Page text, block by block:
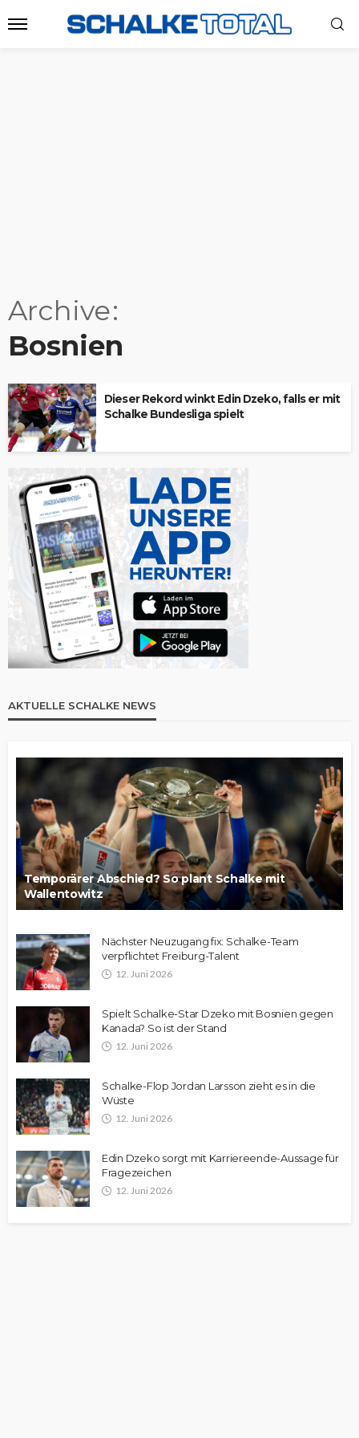
Archive
Bosnien
Dieser Rekord winkt Edin Dzeko, falls er mit
Schalke Bundesliga spielt
AKTUELLE SCHALKE NEWS
Temporärer Abschied? So plant Schalke mit
Wallentowitz
Nächster Neuzugang fix: Schalke-Team
verpflichtet Freiburg-Talent
12. Juni 2026
Spielt Schalke-Star Dzeko mit Bosnien gegen
Kanada? So ist der Stand
12. Juni 2026
Schalke-Flop Jordan Larsson zieht es in die
Wüste
12. Juni 2026
Edin Dzeko sorgt mit Karriereende-Aussage für
Fragezeichen
12. Juni 2026